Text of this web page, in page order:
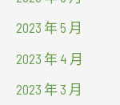
2023 年 5 月
2023 年 4 月
2023 年 3 月